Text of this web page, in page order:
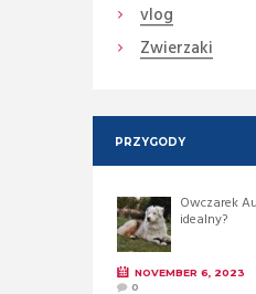
vlog
Zwierzaki
PRZYGODY
Owczarek
idealny?
NOVEMBER 6, 2023
0